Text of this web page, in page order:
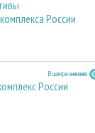
России
В центре внимания
России